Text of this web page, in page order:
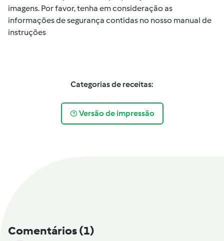
imagens. Por favor, tenha em consideração as
informações de segurança contidas no nosso manual de
instruções
Categorias de receitas:
Versão de impressão
Comentários(1)